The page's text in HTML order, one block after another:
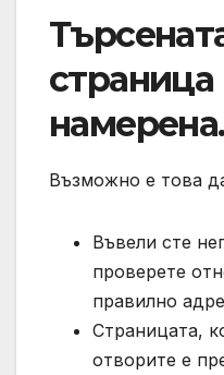
страница
намерена.
Възможно е това
Въвели сте
проверете
правилно
Страницата,
отворите е